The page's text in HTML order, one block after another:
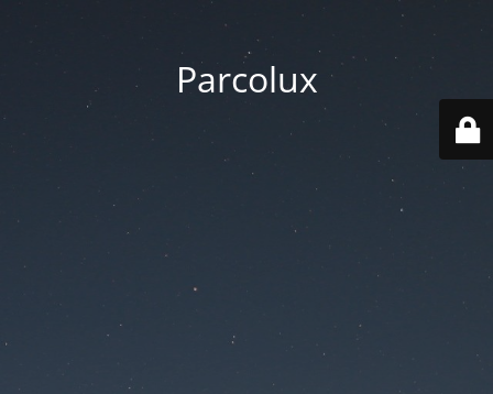
Parcolux